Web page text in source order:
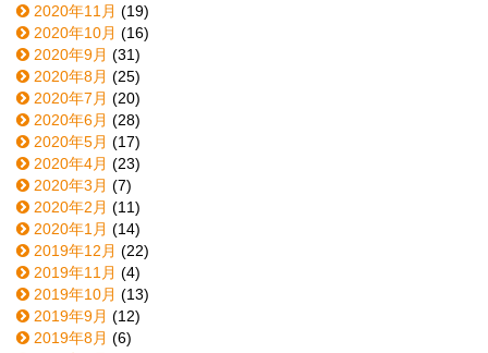
2020年11月 (19)
2020年10月 (16)
2020年9月 (31)
2020年8月 (25)
2020年7月 (20)
2020年6月 (28)
2020年5月 (17)
2020年4月 (23)
2020年3月 (7)
2020年2月 (11)
2020年1月 (14)
2019年12月 (22)
2019年11月 (4)
2019年10月 (13)
2019年9月 (12)
2019年8月 (6)